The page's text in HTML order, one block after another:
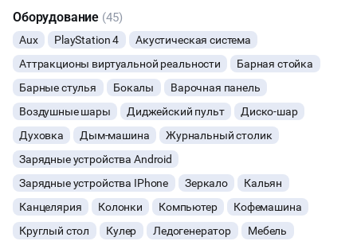
сайт через 2-3 дня, возможно время освободится или уточните
в чате! Минимальное количество часов аренды - 5 часов.
Не проводим мероприятия религиозного характера.
Условия возврата денег:
- при отмене мероприятия за месяц - возврат 100%
- при отмене мероприятия за 7 дней - возврат 70%
- при отмене мероприятия менее чем за неделю - возврат 50%
Оборудование (45)
Aux PlayStation 4
Акустическая система
Аттракционы виртуальной реальности
Барная стойка
Барные стулья
Бокалы
Варочная панель
Воздушные шары
Диджейский пульт
Диско-шар
Духовка
Дым-машина
Журнальный столик
Зарядные устройства Android
Зарядные устройства IPhone
Зеркало
Кальян
Канцелярия
Колонки Компьютер
Кофемашина
Круглый стол
Кулер Ледогенератор
Мебель
ДЕТСКИЕ ПРАЗДНИКИ
СВАДЬБЫ
КОРПОРАТИВЫ
ДЕЛОВЫЕ МЕРОПРИЯТИЯ
КВАРТИРНИКИ
ФОТОСЕССИИ
ДАННЫЙ ЛОФТ СЕЙЧАС НЕ АКТИВЕН
ОСТАВИТЬ ЗАЯВКУ
Вы можете отменить заявку в любой момент, это бесплатно
или поменять параметры с нашим менеджером после того, как
оставите заявку
🔥 11 человек интересовались этой площадкой сегодня